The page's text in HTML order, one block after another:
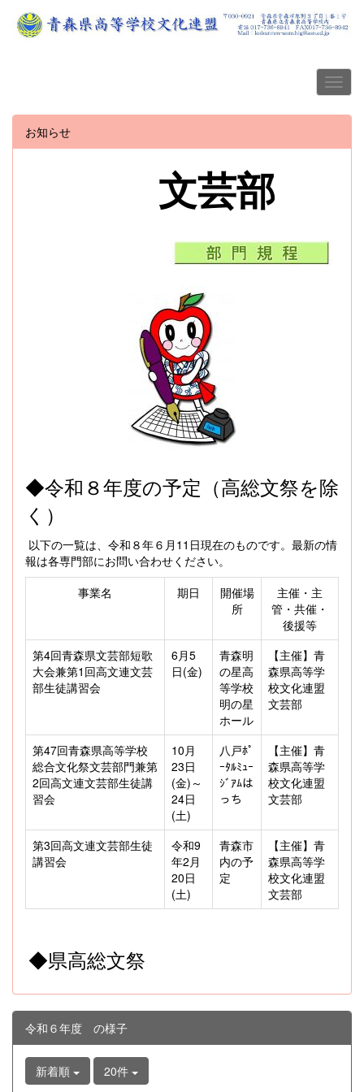
お知らせ
文芸部
◆令和８年度の予定（高総文祭を除
く）
以下の一覧は、令和８年６月11日現在のものです。最新の情
報は各専門部にお問い合わせください。
事業名
期日
開催場
所
主催・主
管・共催・
後援等
第4回青森県文芸部短歌
大会兼第1回高文連文芸
部生徒講習会
6月5
日(金)
青森明
の星高
等学校
明の星
ホール
【主催】青
森県高等学
校文化連盟
文芸部
第47回青森県高等学校
総合文化祭文芸部門兼第
2回高文連文芸部生徒講
習会
10月
23日
(金)～
24日
(土)
八戸ﾎﾟ
ｰﾀﾙﾐｭｰ
ｼﾞｱﾑは
っち
【主催】青
森県高等学
校文化連盟
文芸部
第3回高文連文芸部生徒
講習会
令和9
年2月
20日
(土)
青森市
内の予
定
【主催】青
森県高等学
校文化連盟
文芸部
◆県高総文祭
令和６年度 の様子
新着順 20件